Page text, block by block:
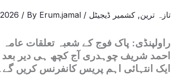
تازہ ترین, کشمیر ڈیجیٹل /
/ By Erum.jamal
راولپنڈی: پاک فوج کے شعبہ تعلقات
احمد شریف چوہدری آج کچھ ہی دیر بعد
ایک انتہائی اہم پریس کانفرنس کریں